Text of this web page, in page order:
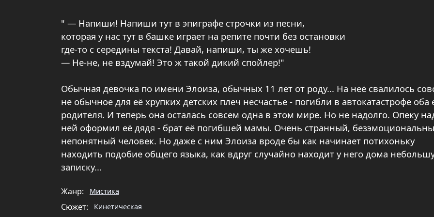
" — Напиши! Напиши тут в эпиграфе строчки из песни,
которая у нас тут в башке играет на репите почти без остановки
где-то с середины текста! Давай, напиши, ты же хочешь!
— Не-не, не вздумай! Это ж такой дикий спойлер!"
Обычная девочка по имени Элоиза, обычных 11 лет от роду... На неё свалилось
не обычное для её хрупких детских плеч несчастье - погибли в автокатастрофе оба
родителя. И теперь она осталась совсем одна в этом мире. Но не надолго. Опеку
ней оформил её дядя - брат её погибшей мамы. Очень странный,
непонятный человек. Но даже с ним Элоиза вроде бы как начинает потихоньку
находить подобие общего языка, как вдруг случайно находит у него дома
записку...
Жанр: Мистика
Сюжет: Кинетическая